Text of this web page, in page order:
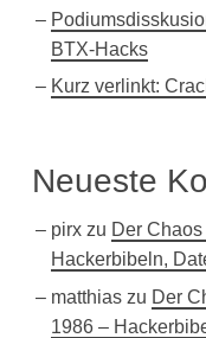
BTX-Hacks
Kurz verlinkt:
Neueste
pirxzu Der
Hackerbibeln,
matthiaszu Der
1986 –